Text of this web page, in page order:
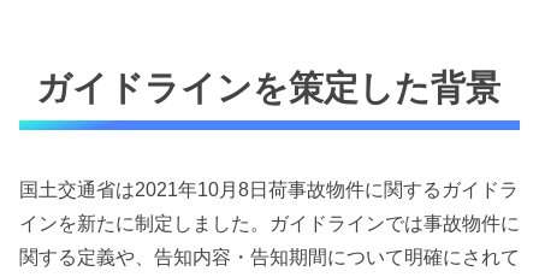
ガイドラインを策定した背景
国土交通省は2021年10月8日荷事故物件に関するガイドラ
インを新たに制定しました。ガイドラインでは事故物件に
関する定義や、告知内容・告知期間について明確にされて